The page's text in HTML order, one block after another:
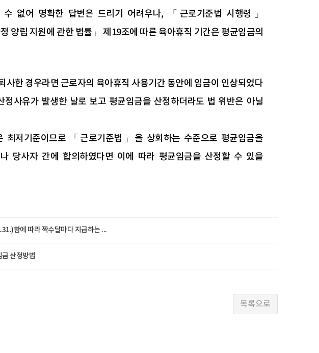
없어 명확한 답변은 드리기 어려우나, 「근로기준법 시행령」
양립 지원에 관한 법률」 제19조에 따른 육아휴직 기간은 평균임금의
사한 경우라면 근로자의 육아휴직 사용기간 동안에 임금이 인상되었다
사유가 발생한 날로 보고 평균임금을 산정하더라도 법 위반은 아닐
저기준이므로 「근로기준법」을 상회하는 수준으로 평균임금을
당사자 간에 합의하였다면 이에 따라 평균임금을 산정할 수 있을
함에 따라 짝수달마다 지급하는 ...
산정방법